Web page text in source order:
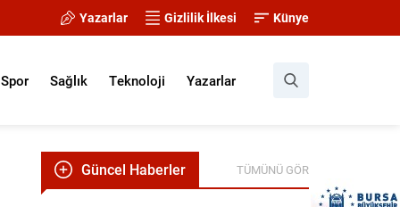
Yazarlar Gizlilik İlkesi Künye
Spor Sağlık Teknoloji Yazarlar
Güncel Haberler TÜMÜNÜ GÖR